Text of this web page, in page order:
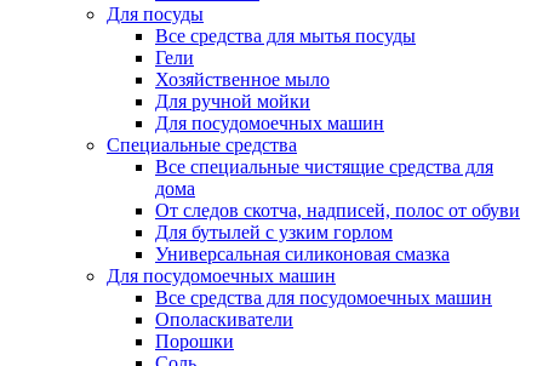
Для посуды
Все средства для мытья посуды
Гели
Хозяйственное мыло
Для ручной мойки
Для посудомоечных машин
Специальные средства
Все специальные чистящие средства для
дома
От следов скотча, надписей, полос от обуви
Для бутылей с узким горлом
Универсальная силиконовая смазка
Для посудомоечных машин
Все средства для посудомоечных машин
Ополаскиватели
Порошки